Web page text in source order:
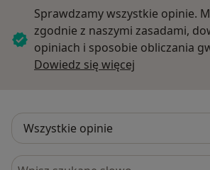
Sprawdzamy wszystkie opinie.
zgodnie z naszymi zasadami,
opiniach i sposobie obliczania
Dowiedz się więcej
Szukaj w opiniach